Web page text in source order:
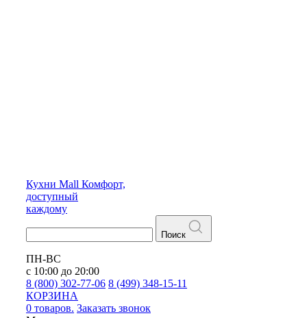
Кухни Mall Комфорт,
доступный
каждому
Поиск
ПН-ВС
с 10:00 до 20:00
8 (800) 302-77-06 8 (499) 348-15-11
КОРЗИНА
0 товаров. Заказать звонок